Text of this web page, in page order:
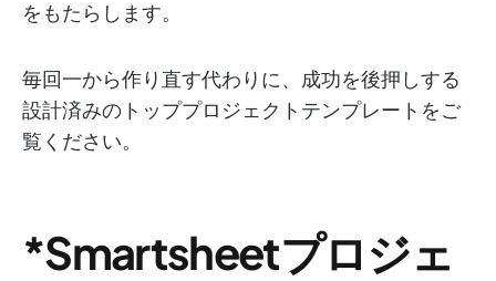
をもたらします。
毎回一から作り直す代わりに、成功を後押しする
設計済みのトッププロジェクトテンプレートをご
覧ください。
*Smartsheetプロジェ